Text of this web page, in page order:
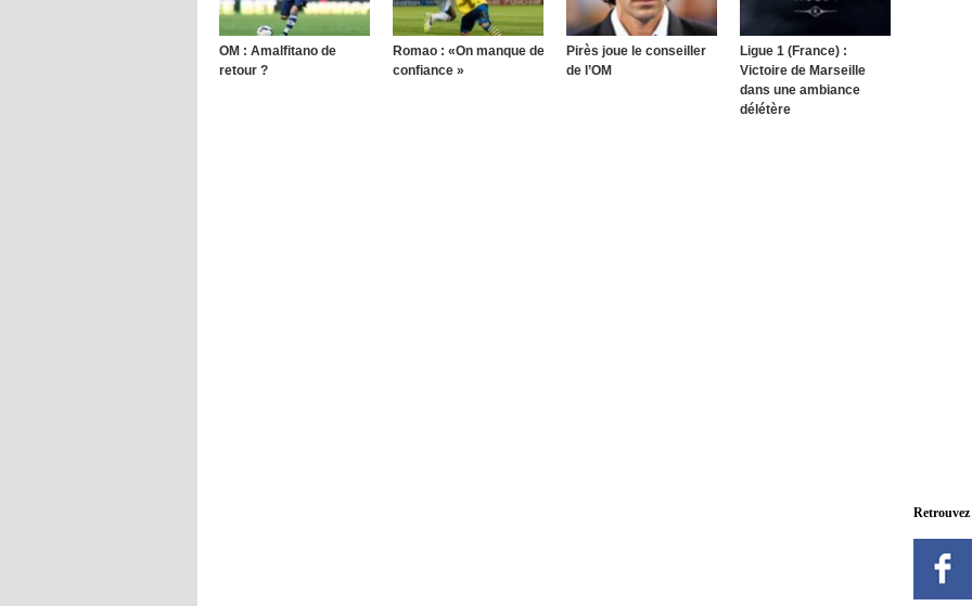
OM : Amalfitano de
retour ?
Romao : «On manque de
confiance »
Pirès joue le conseiller
de l’OM
Ligue 1 (France) :
Victoire de Marseille
dans une ambiance
délétère